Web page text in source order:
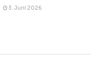
3. Juni 2026